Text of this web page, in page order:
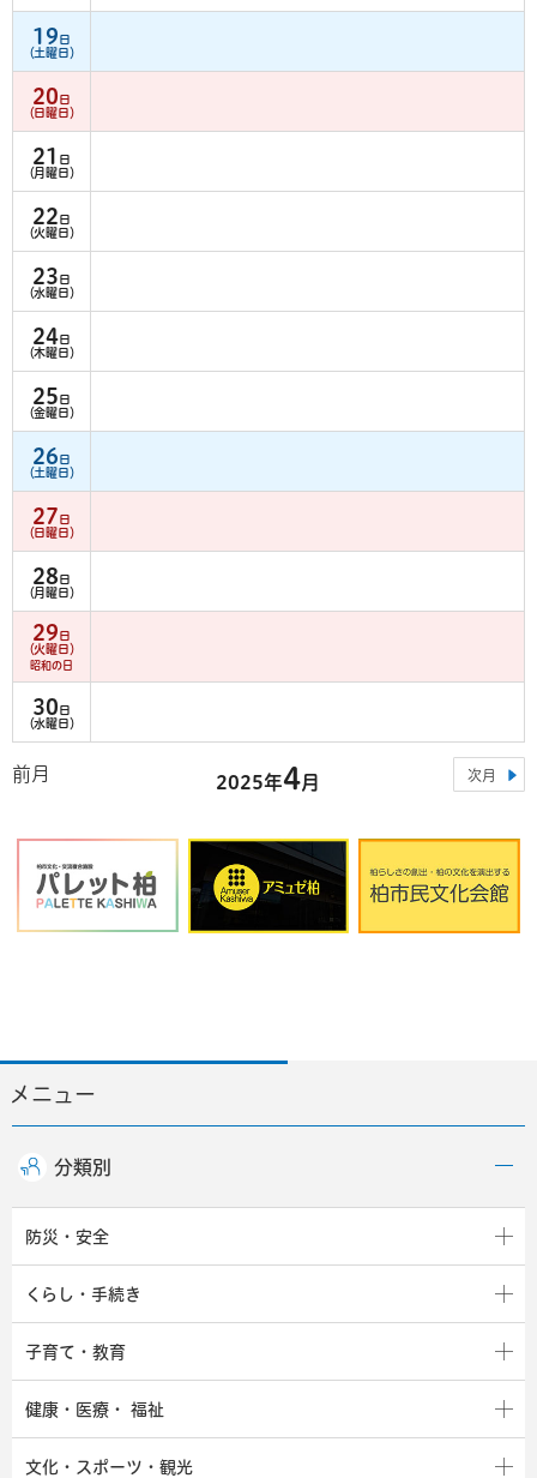
19 日
（土曜日）
20 日
（日曜日）
21 日
（月曜日）
22 日
（火曜日）
23 日
（水曜日）
24日
（木曜日）
25 日
（金曜日）
26 日
（土曜日）
27 日
（日曜日）
28 日
（月曜日）
29 日
（火曜日）
昭和の日
30 日
（水曜日）
前月 2025年4月 次月
メニュー
分類別
防災・安全
くらし・手続き
子育て・教育
健康・医療・ 福祉
文化・スポーツ・観光